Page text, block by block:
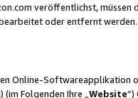
veröffentlichst, müssen
oder entfernt
Online-
Folgenden Ihre „ Website“)